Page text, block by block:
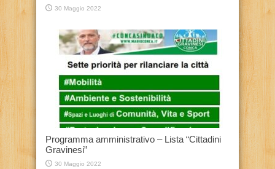
30 Maggio 2022
Programma amministrativo – Lista “Cittadini
Gravinesi”
30 Maggio 2022